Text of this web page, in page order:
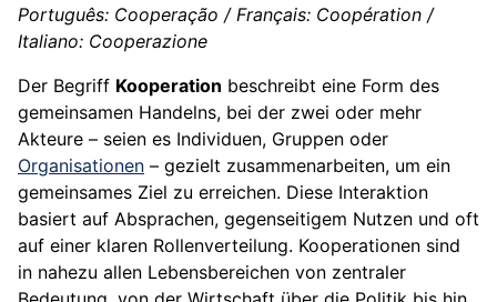
Português: Cooperação / Français: Coopération /
Italiano: Cooperazione
Der Begriff Kooperation beschreibt eine Form des
gemeinsamen Handelns, bei der zwei oder mehr
Akteure – seien es Individuen, Gruppen oder
Organisationen – gezielt zusammenarbeiten, um ein
gemeinsames Ziel zu erreichen. Diese Interaktion
basiert auf Absprachen, gegenseitigem Nutzen und oft
auf einer klaren Rollenverteilung. Kooperationen sind
in nahezu allen Lebensbereichen von zentraler